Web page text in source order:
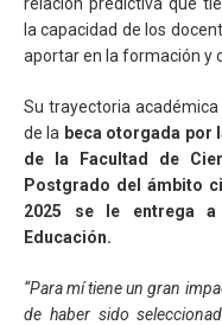
la capacidad de los
aportar en la formación y
Su trayectoria
de la beca otorgada por
de la Facultad de
Postgrado del ámbito
2025 se le entrega
Educación.
“Para mí tiene un gran
de haber sido